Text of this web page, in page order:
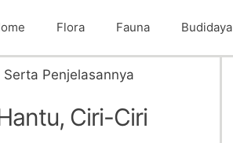
Flora Fauna Budidaya
Penjelasannya
Ciri-Ciri